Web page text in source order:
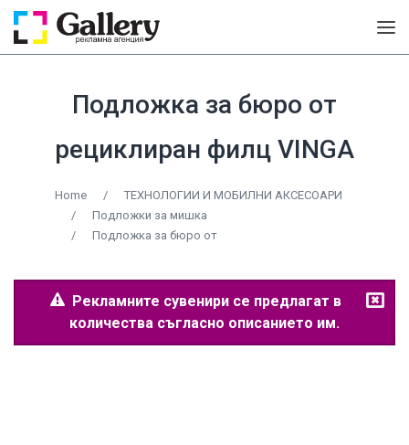
Подложка за бюро от
рециклиран филц VINGA
Home /
ТЕХНОЛОГИИ И МОБИЛНИ АКСЕСОАРИ
/
Подложки за мишка
/
Подложка за бюро от
Рекламните сувенири се предлагат в
количества съгласно описанието им.